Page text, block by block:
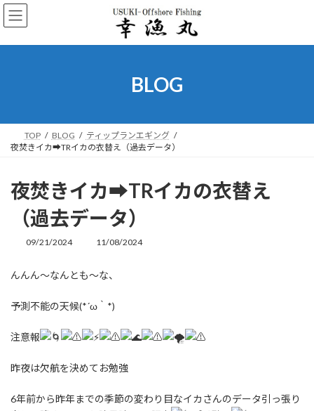
コ
ン
ン
ナ
ビ
ー
BLOG
TOP BLOG
ティップランエギング
夜焚きイカ➡TRイカの衣替え（過去データ）
夜焚きイカ➡TRイカの衣替え
（過去データ）
09/21/2024
最
更
新
時
11/08/2024
んんん～なんとも～な、
予測不能の天候(*´ω｀*)
注意報
昨夜は欠航を決めてお勉強
6年前から昨年までの季節の変わり目なイカさんのデータ引っ張り